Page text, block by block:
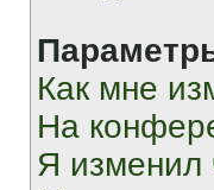
Как мне
На
Я изменил